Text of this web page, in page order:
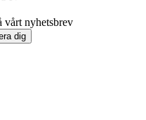
vårt nyhetsbrev
dig